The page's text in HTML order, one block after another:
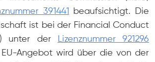
391441
beaufsichtigt. Die
ist bei der Financial Conduct
unter der
Lizenznummer 921296
Angebot wird über die von der